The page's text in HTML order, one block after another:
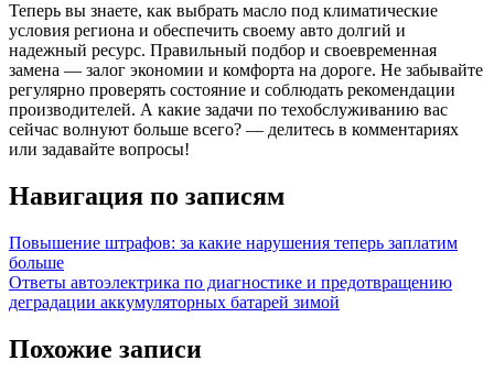
Теперь вы знаете, как выбрать масло под климатические
условия региона и обеспечить своему авто долгий и
надежный ресурс. Правильный подбор и своевременная
замена — залог экономии и комфорта на дороге. Не забывайте
регулярно проверять состояние и соблюдать рекомендации
производителей. А какие задачи по техобслуживанию вас
сейчас волнуют больше всего? — делитесь в комментариях
или задавайте вопросы!
Навигация по записям
Повышение штрафов: за какие нарушения теперь заплатим
больше
Ответы автоэлектрика по диагностике и предотвращению
деградации аккумуляторных батарей зимой
Похожие записи